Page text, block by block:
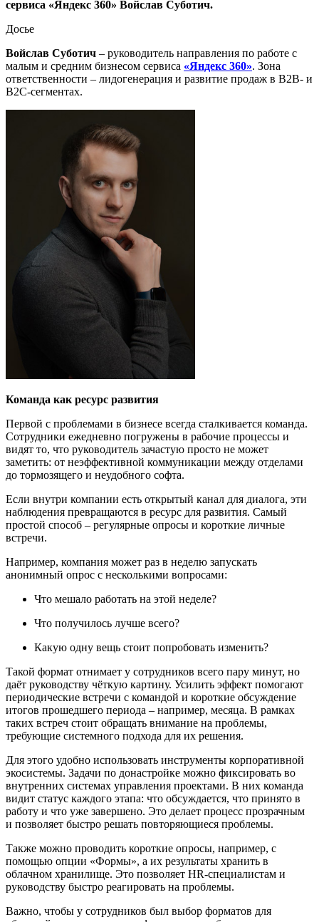
сервиса «Яндекс 360» Войслав Суботич.
Досье
Войслав Суботич – руководитель направления по работе с
малым и средним бизнесом сервиса «Яндекс 360». Зона
ответственности – лидогенерация и развитие продаж в B2B- и
B2C-сегментах.
Команда как ресурс развития
Первой с проблемами в бизнесе всегда сталкивается команда.
Сотрудники ежедневно погружены в рабочие процессы и
видят то, что руководитель зачастую просто не может
заметить: от неэффективной коммуникации между отделами
до тормозящего и неудобного софта.
Если внутри компании есть открытый канал для диалога, эти
наблюдения превращаются в ресурс для развития. Самый
простой способ – регулярные опросы и короткие личные
встречи.
Например, компания может раз в неделю запускать
анонимный опрос с несколькими вопросами:
Что мешало работать на этой неделе?
Что получилось лучше всего?
Какую одну вещь стоит попробовать изменить?
Такой формат отнимает у сотрудников всего пару минут, но
даёт руководству чёткую картину. Усилить эффект помогают
периодические встречи с командой и короткие обсуждение
итогов прошедшего периода – например, месяца. В рамках
таких встреч стоит обращать внимание на проблемы,
требующие системного подхода для их решения.
Для этого удобно использовать инструменты корпоративной
экосистемы. Задачи по донастройке можно фиксировать во
внутренних системах управления проектами. В них команда
видит статус каждого этапа: что обсуждается, что принято в
работу и что уже завершено. Это делает процесс прозрачным
и позволяет быстро решать повторяющиеся проблемы.
Также можно проводить короткие опросы, например, с
помощью опции «Формы», а их результаты хранить в
облачном хранилище. Это позволяет HR-специалистам и
руководству быстро реагировать на проблемы.
Важно, чтобы у сотрудников был выбор форматов для